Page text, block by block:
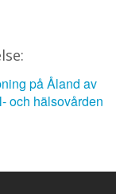
på Åland av
och hälsovården